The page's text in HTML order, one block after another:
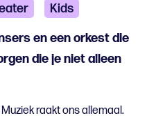
Kids
en een orkest die
die je niet alleen
raakt ons allemaal.